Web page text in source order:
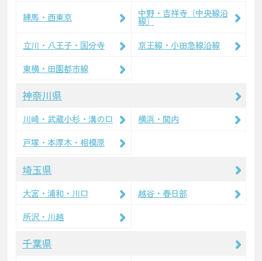
練馬・西東京 中野・吉祥寺（中央線沿
線）
立川・八王子・国分寺
京王線・小田急線沿線
東横・田園都市線
神奈川県
川崎・武蔵小杉・溝の口
横浜・関内
戸塚・本厚木・相模原
埼玉県
大宮・浦和・川口
越谷・春日部
所沢・川越
千葉県